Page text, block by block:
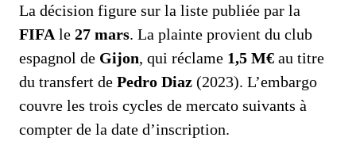
La décision figure sur la liste publiée par la
FIFA le 27 mars. La plainte provient du club
espagnol de Gijon, qui réclame 1,5 M€ au titre
du transfert de Pedro Diaz (2023). L’embargo
couvre les trois cycles de mercato suivants à
compter de la date d’inscription.